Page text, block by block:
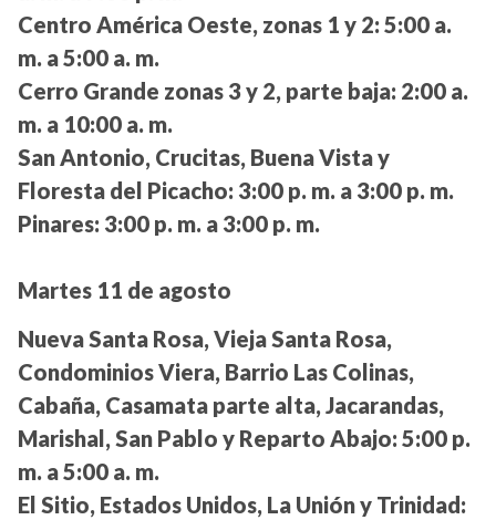
Centro América Oeste, zonas 1 y 2: 5:00 a.
m. a 5:00 a. m.
Cerro Grande zonas 3 y 2, parte baja: 2:00 a.
m. a 10:00 a. m.
San Antonio, Crucitas, Buena Vista y
Floresta del Picacho: 3:00 p. m. a 3:00 p. m.
Pinares: 3:00 p. m. a 3:00 p. m.
Martes 11 de agosto
Nueva Santa Rosa, Vieja Santa Rosa,
Condominios Viera, Barrio Las Colinas,
Cabaña, Casamata parte alta, Jacarandas,
Marishal, San Pablo y Reparto Abajo: 5:00 p.
m. a 5:00 a. m.
El Sitio, Estados Unidos, La Unión y Trinidad: